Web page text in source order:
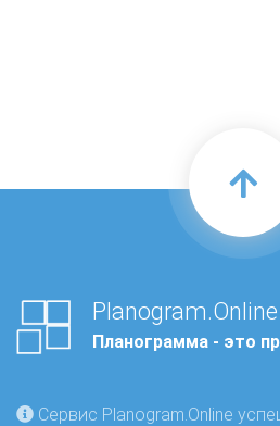
Planogram.Online
Планограмма - это
Сервис Planogram.Online